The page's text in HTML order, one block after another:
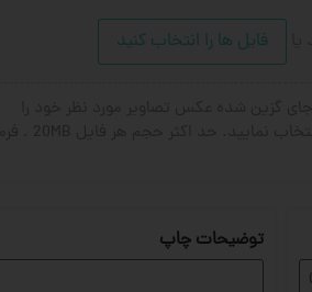
فایل ها را انتخاب کنید
توضیحات چاپ